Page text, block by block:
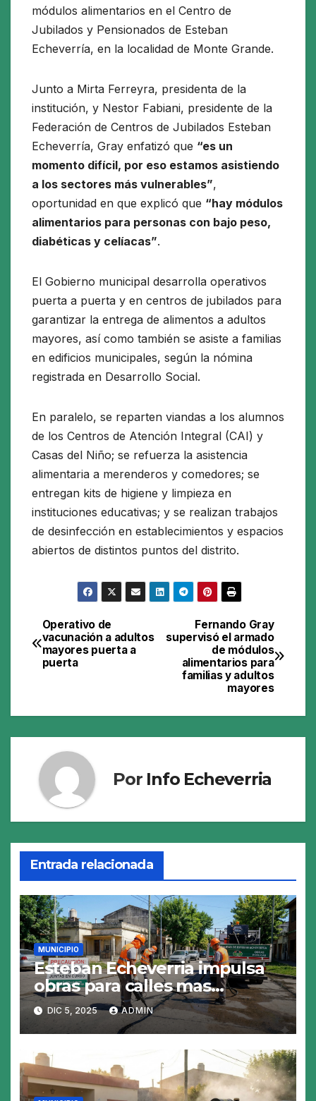
módulos alimentarios en el Centro de
Jubilados y Pensionados de Esteban
Echeverría, en la localidad de Monte Grande.
Junto a Mirta Ferreyra, presidenta de la
institución, y Nestor Fabiani, presidente de la
Federación de Centros de Jubilados Esteban
Echeverría, Gray enfatizó que “es un
momento difícil, por eso estamos asistiendo
a los sectores más vulnerables”,
oportunidad en que explicó que “hay módulos
alimentarios para personas con bajo peso,
diabéticas y celíacas”.
El Gobierno municipal desarrolla operativos
puerta a puerta y en centros de jubilados para
garantizar la entrega de alimentos a adultos
mayores, así como también se asiste a familias
en edificios municipales, según la nómina
registrada en Desarrollo Social.
En paralelo, se reparten viandas a los alumnos
de los Centros de Atención Integral (CAI) y
Casas del Niño; se refuerza la asistencia
alimentaria a merenderos y comedores; se
entregan kits de higiene y limpieza en
instituciones educativas; y se realizan trabajos
de desinfección en establecimientos y espacios
abiertos de distintos puntos del distrito.
Navegación
de
Fernando Gray
supervisó el armado
de módulos
alimentarios para
familias y adultos
mayores
Operativo de
vacunación a adultos
mayores puerta a
puerta
Por Info Echeverria
Entrada relacionada
MUNICIPIO
Esteban Echeverria impulsa
obras para calles mas
resistentes y seguras
DIC 5, 2025 ADMIN